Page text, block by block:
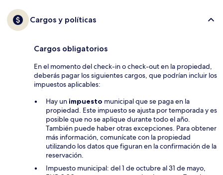
Cargos y políticas
Cargos obligatorios
En el momento del check-in o check-out en la propiedad,
deberás pagar los siguientes cargos, que podrían incluir los
impuestos aplicables:
Hay unimpuesto municipal que se paga en la
propiedad. Este impuesto se ajusta por temporada y es
posible que no se aplique durante todo el año.
También puede haber otras excepciones. Para obtener
más información, comunícate con la propiedad
utilizando los datos que figuran en la confirmación de la
reservación.
Impuesto municipal: del 1 de octubre al 31 de mayo,